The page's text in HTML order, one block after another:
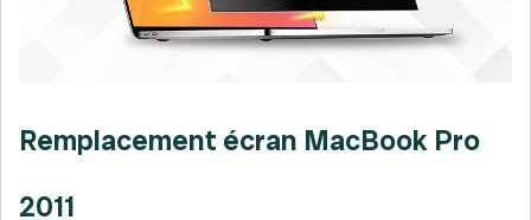
Remplacement écran MacBook Pro
2011